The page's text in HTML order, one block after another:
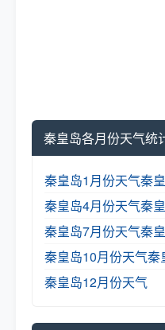
秦皇岛各月份天气统
秦皇岛1月份天气秦
秦皇岛4月份天气秦
秦皇岛7月份天气秦
秦皇岛10月份天气秦
秦皇岛12月份天气